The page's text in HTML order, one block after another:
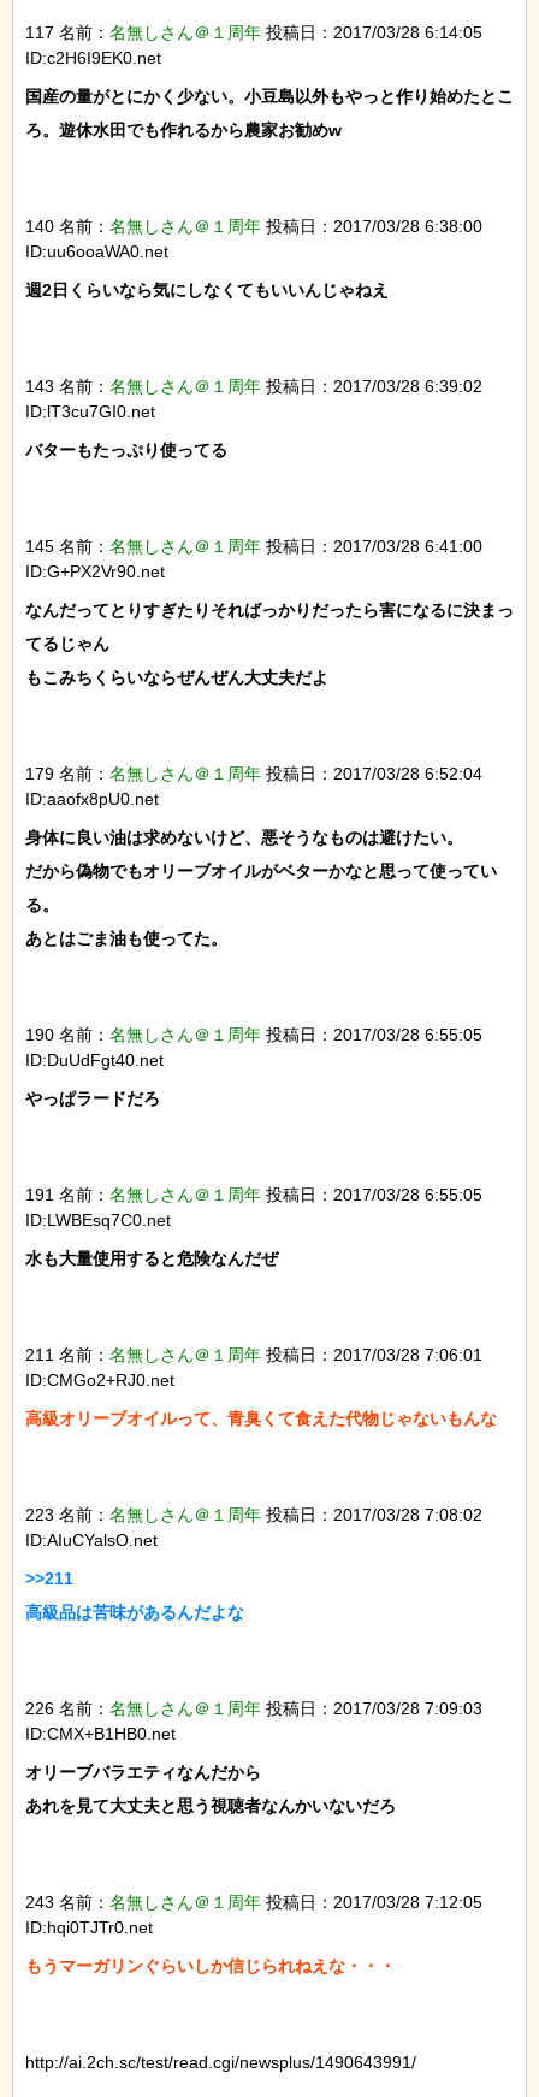
117 名前： 名無しさん＠１周年 投稿日：2017/03/28 6:14:05
ID:c2H6I9EK0.net
国産の量がとにかく少ない。小豆島以外もやっと作り始めたとこ
ろ。遊休水田でも作れるから農家お勧めw
140 名前： 名無しさん＠１周年 投稿日：2017/03/28 6:38:00
ID:uu6ooaWA0.net
週2日くらいなら気にしなくてもいいんじゃねえ
143 名前： 名無しさん＠１周年 投稿日：2017/03/28 6:39:02
ID:lT3cu7GI0.net
バターもたっぷり使ってる
145 名前： 名無しさん＠１周年 投稿日：2017/03/28 6:41:00
ID:G+PX2Vr90.net
なんだってとりすぎたりそればっかりだったら害になるに決まっ
てるじゃん
もこみちくらいならぜんぜん大丈夫だよ
179 名前： 名無しさん＠１周年 投稿日：2017/03/28 6:52:04
ID:aaofx8pU0.net
身体に良い油は求めないけど、悪そうなものは避けたい。
だから偽物でもオリーブオイルがベターかなと思って使ってい
る。
あとはごま油も使ってた。
190 名前： 名無しさん＠１周年 投稿日：2017/03/28 6:55:05
ID:DuUdFgt40.net
やっぱラードだろ
191 名前： 名無しさん＠１周年 投稿日：2017/03/28 6:55:05
ID:LWBEsq7C0.net
水も大量使用すると危険なんだぜ
211 名前： 名無しさん＠１周年 投稿日：2017/03/28 7:06:01
ID:CMGo2+RJ0.net
高級オリーブオイルって、青臭くて食えた代物じゃないもんな
223 名前： 名無しさん＠１周年 投稿日：2017/03/28 7:08:02
ID:AIuCYalsO.net
>>211
高級品は苦味があるんだよな
226 名前： 名無しさん＠１周年 投稿日：2017/03/28 7:09:03
ID:CMX+B1HB0.net
オリーブバラエティなんだから
あれを見て大丈夫と思う視聴者なんかいないだろ
243 名前： 名無しさん＠１周年 投稿日：2017/03/28 7:12:05
ID:hqi0TJTr0.net
もうマーガリンぐらいしか信じられねえな・・・
http://ai.2ch.sc/test/read.cgi/newsplus/1490643991/